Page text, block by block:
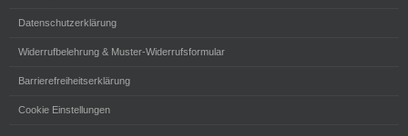
Datenschutzerklärung
Widerrufbelehrung & Muster-Widerrufsformular
Barrierefreiheitserklärung
Cookie Einstellungen